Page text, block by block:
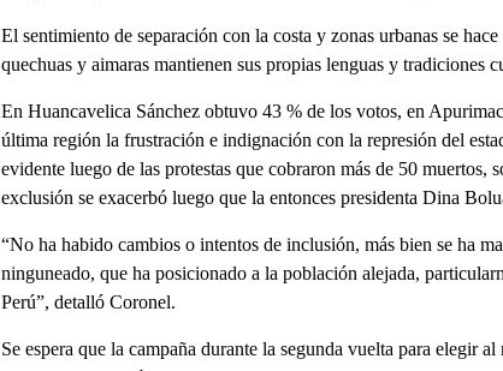
El sentimiento de separación con la costa y zonas urbanas se
quechuas y aimaras mantienen sus propias lenguas y tradiciones
En Huancavelica Sánchez obtuvo 43 % de los votos, en
última región la frustración e indignación con la represión del
evidente luego de las protestas que cobraron más de 50 muertos,
exclusión se exacerbó luego que la entonces presidenta Dina
“No ha habido cambios o intentos de inclusión, más bien se ha
ninguneado, que ha posicionado a la población alejada,
Perú”, detalló Coronel.
Se espera que la campaña durante la segunda vuelta para elegir